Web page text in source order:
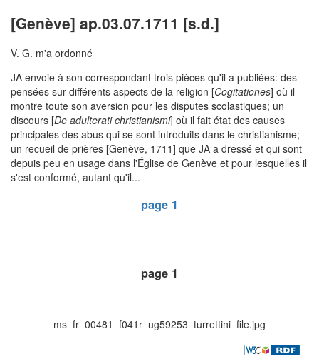
[Genève] ap.03.07.1711 [s.d.]
V. G. m'a ordonné
JA envoie à son correspondant trois pièces qu'il a publiées: des
pensées sur différents aspects de la religion [Cogitationes] où il
montre toute son aversion pour les disputes scolastiques; un
discours [De adulterati christianismi] où il fait état des causes
principales des abus qui se sont introduits dans le christianisme;
un recueil de prières [Genève, 1711] que JA a dressé et qui sont
depuis peu en usage dans l'Église de Genève et pour lesquelles il
s'est conformé, autant qu'il...
page 1
page 1
ms_fr_00481_f041r_ug59253_turrettini_file.jpg